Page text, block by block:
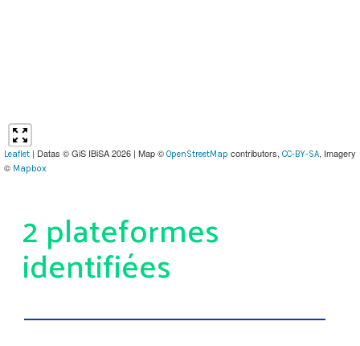
Leaflet | Datas © GiS IBiSA 2026 | Map © OpenStreetMap contributors, CC-BY-SA, Imagery
© Mapbox
2 plateformes
identifiées